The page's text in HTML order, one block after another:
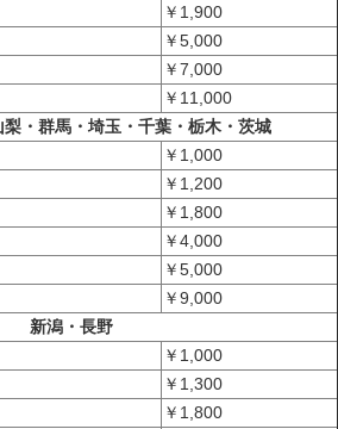
￥1,900
￥5,000
￥7,000
￥11,000
・群馬・埼玉・千葉・栃木・茨城
￥1,000
￥1,200
￥1,800
￥4,000
￥5,000
￥9,000
新潟・長野
￥1,000
￥1,300
￥1,800